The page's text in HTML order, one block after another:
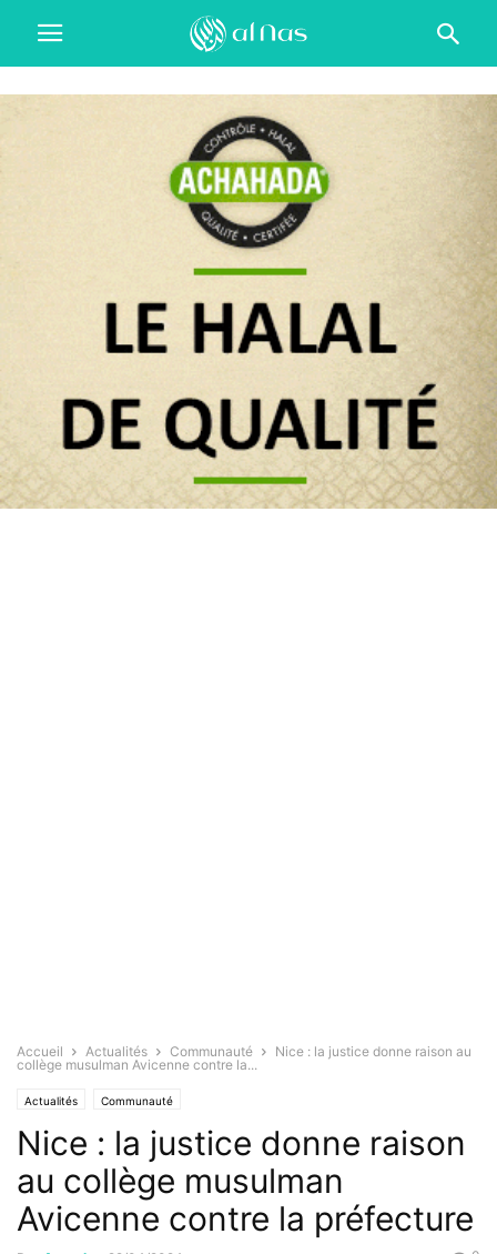
Accueil Actualités Communauté
Nice : la justice donne raison au
collège musulman Avicenne contre la...
Actualités Communauté
Nice : la justice donne raison
au collège musulman
Avicenne contre la préfecture